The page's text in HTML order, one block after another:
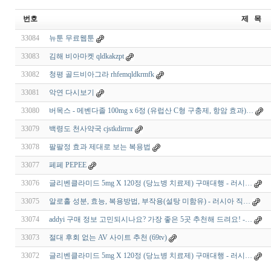
번호 제 목
33084 뉴툰 무료웹툰
33083 김해 비아마켓 qldkakzpt
33082 청평 골드비아그라 rhfemqldkrmfk
33081 악연 다시보기
33080 버목스 - 메벤다졸 100mg x 6정 (유럽산 C형 구충제, 항암 효과)…
33079 백령도 천사약국 cjstkdirrnr
33078 팔팔정 효과 제대로 보는 복용법
33077 페페 PEPEE
33076 글리벤클라미드 5mg X 120정 (당뇨병 치료제) 구매대행 - 러시…
33075 알로홀 성분, 효능, 복용방법, 부작용(설탕 미함유) - 러시아 직…
33074 addyi 구매 정보 고민되시나요? 가장 좋은 5곳 추천해 드려요! -…
33073 절대 후회 없는 AV 사이트 추천 (69tv)
33072 글리벤클라미드 5mg X 120정 (당뇨병 치료제) 구매대행 - 러시…